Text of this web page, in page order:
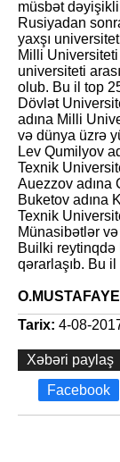
müsbət
Rusiyadan
yaxşı
Milli
universiteti
olub. Bu il top
Dövlət
adına Milli
və dünya üzrə
Lev Qumilyov
Texnik
Auezzov adına
Buketov adına
Texnik
Münasibətlər
Builki
qərarlaşıb. Bu
Tarix: 4-08-
Xəbəri paylaş
Facebook